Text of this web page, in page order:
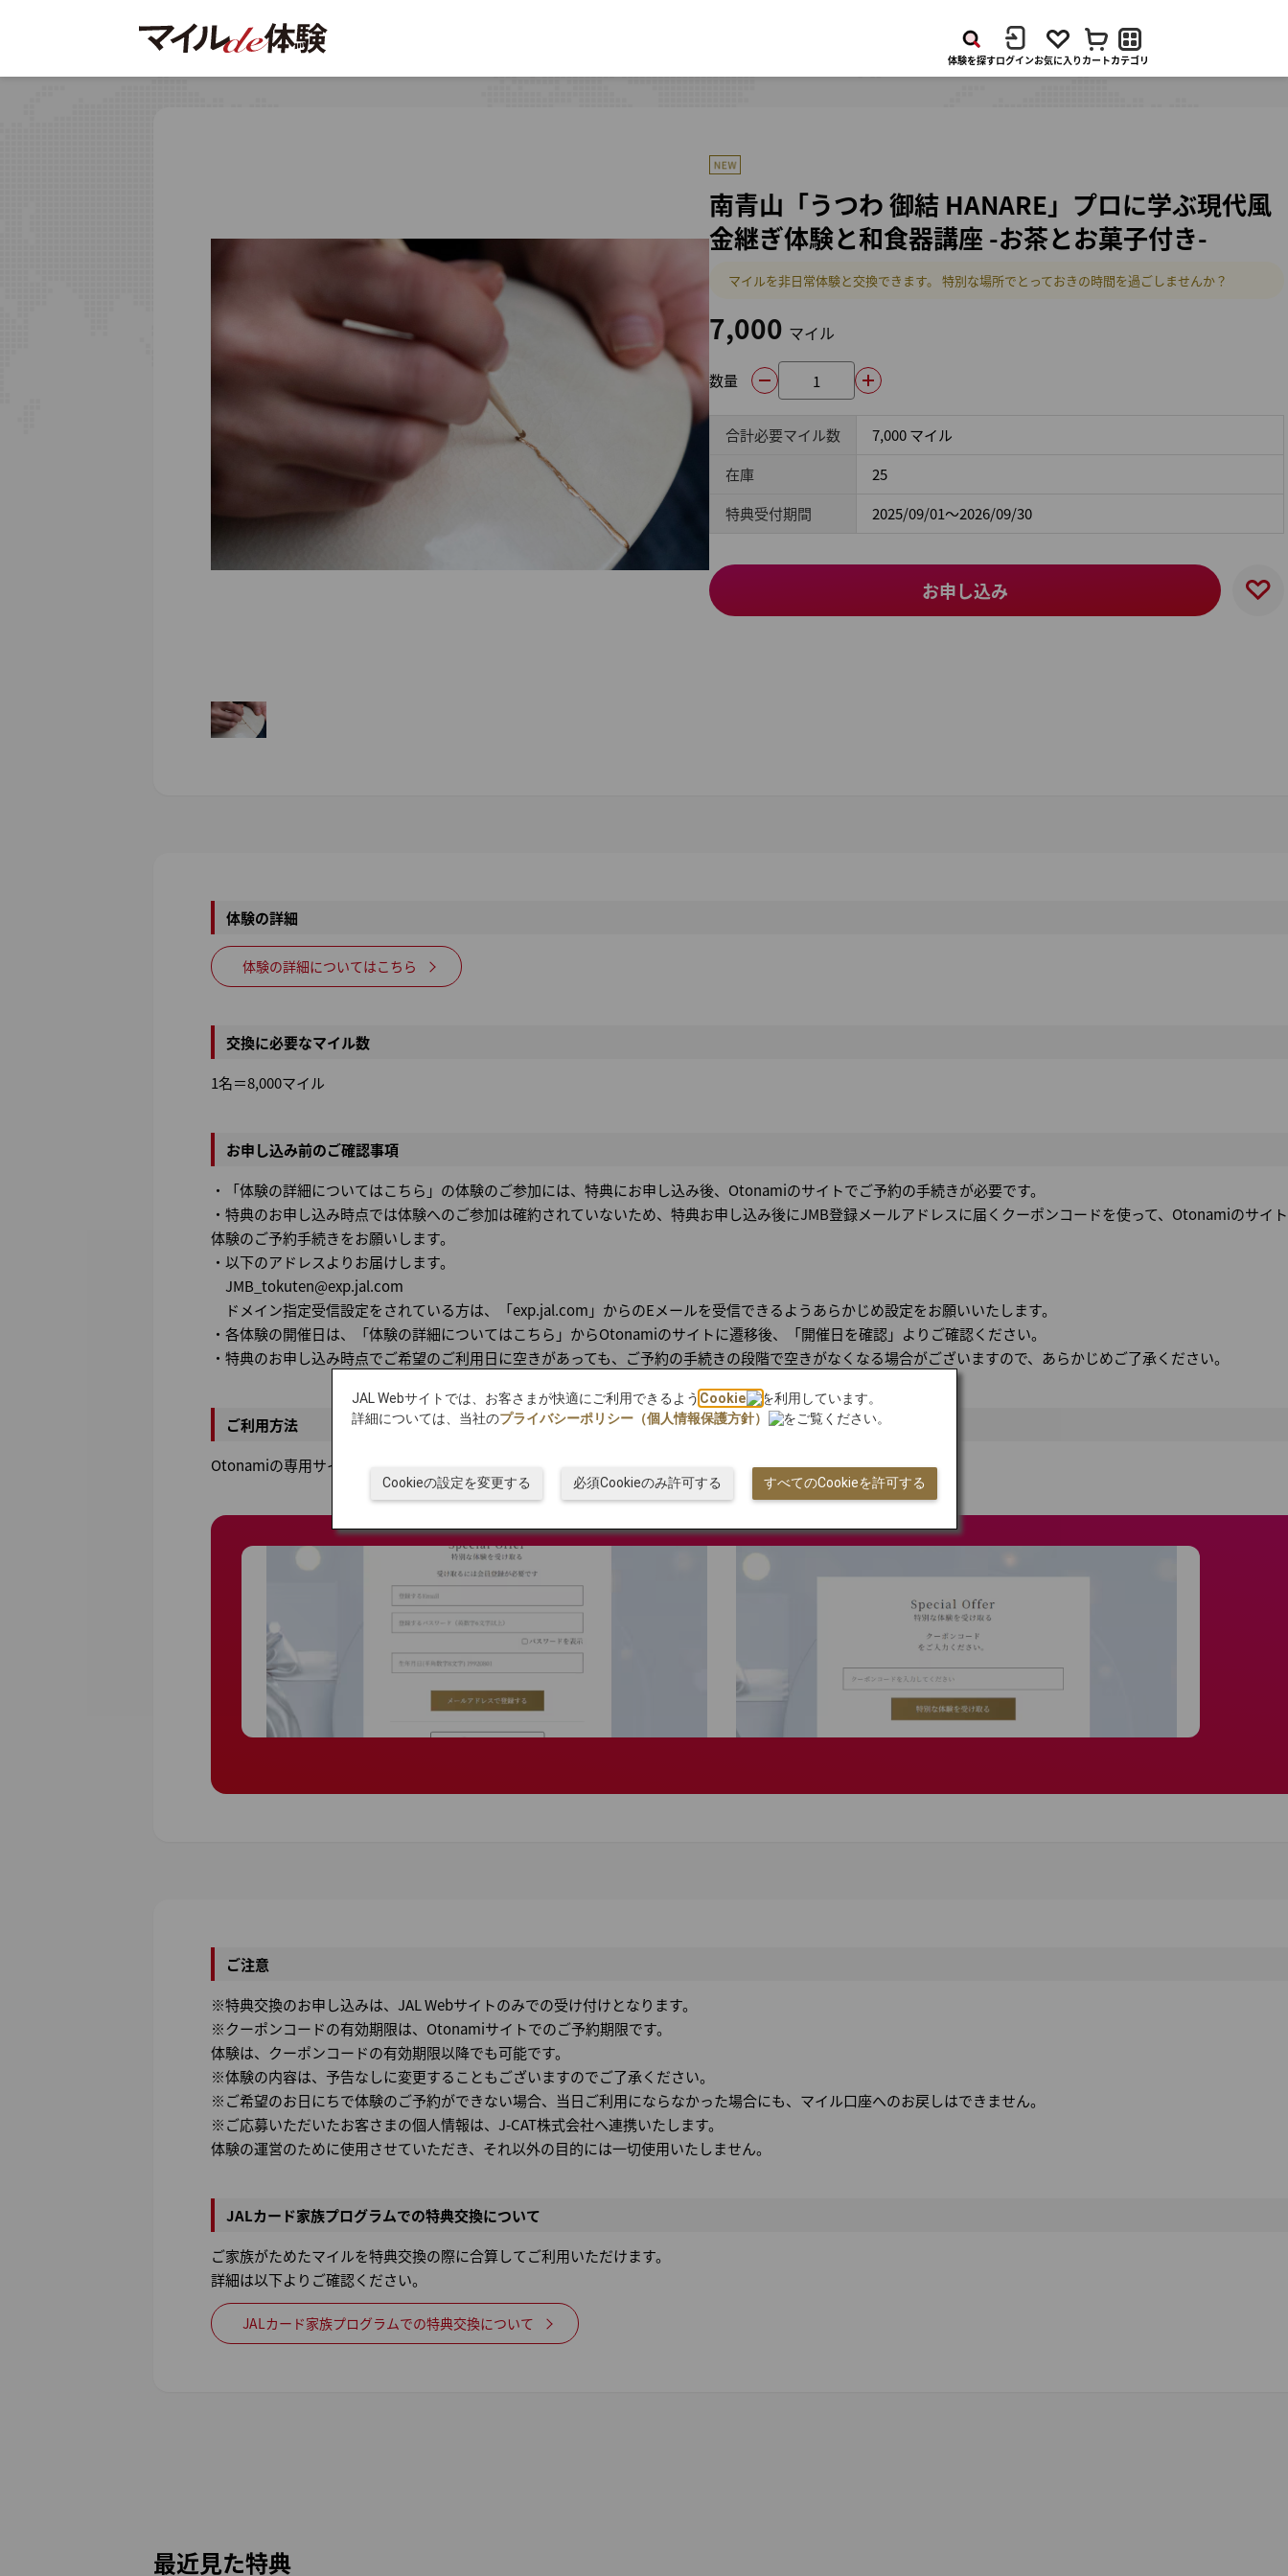
体験を探すログインお気に入りカートカテゴリ
南青山「うつわ 御結 HANARE」プロに学ぶ現代風
金継ぎ体験と和食器講座 -お茶とお菓子付き-
マイルを非日常体験と交換できます。 特別な場所でとっておきの時間を過ごしませんか？
7,000 マイル
数量
合計必要マイル数
7,000 マイル
在庫
25
特典受付期間
2025/09/01～2026/09/30
お申し込み
体験の詳細
体験の詳細についてはこちら
交換に必要なマイル数
1名＝8,000マイル
お申し込み前のご確認事項
・「体験の詳細についてはこちら」の体験のご参加には、特典にお申し込み後、Otonamiのサイトでご予約の手続きが必要です。
・特典のお申し込み時点では体験へのご参加は確約されていないため、特典お申し込み後にJMB登録メールアドレスに届くクーポンコードを使って、Otonamiのサイ
体験のご予約手続きをお願いします。
・以下のアドレスよりお届けします。
JMB_tokuten@exp.jal.com
ドメイン指定受信設定をされている方は、「exp.jal.com」からのEメールを受信できるようあらかじめ設定をお願いいたします。
・各体験の開催日は、「体験の詳細についてはこちら」からOtonamiのサイトに遷移後、「開催日を確認」よりご確認ください。
・特典のお申し込み時点でご希望のご利用日に空きがあっても、ご予約の手続きの段階で空きがなくなる場合がございますので、あらかじめご了承ください。
ご利用方法
Otonamiの専用サイトより、ご予約の手続きが必要です。
ご注意
※特典交換のお申し込みは、JAL Webサイトのみでの受け付けとなります。
※クーポンコードの有効期限は、Otonamiサイトでのご予約期限です。
体験は、クーポンコードの有効期限以降でも可能です。
※体験の内容は、予告なしに変更することもございますのでご了承ください。
※ご希望のお日にちで体験のご予約ができない場合、当日ご利用にならなかった場合にも、マイル口座へのお戻しはできません。
※ご応募いただいたお客さまの個人情報は、J-CAT株式会社へ連携いたします。
体験の運営のために使用させていただき、それ以外の目的には一切使用いたしません。
JALカード家族プログラムでの特典交換について
ご家族がためたマイルを特典交換の際に合算してご利用いただけます。
詳細は以下よりご確認ください。
JALカード家族プログラムでの特典交換について
最近見た特典
JAL Webサイトでは、お客さまが快適にご利用できるよう Cookie
を利用しています。
詳細については、当社のプライバシーポリシー（個人情報保護方針） をご覧ください。
すべてのCookieを許可する
必須Cookieのみ許可する
Cookieの設定を変更する